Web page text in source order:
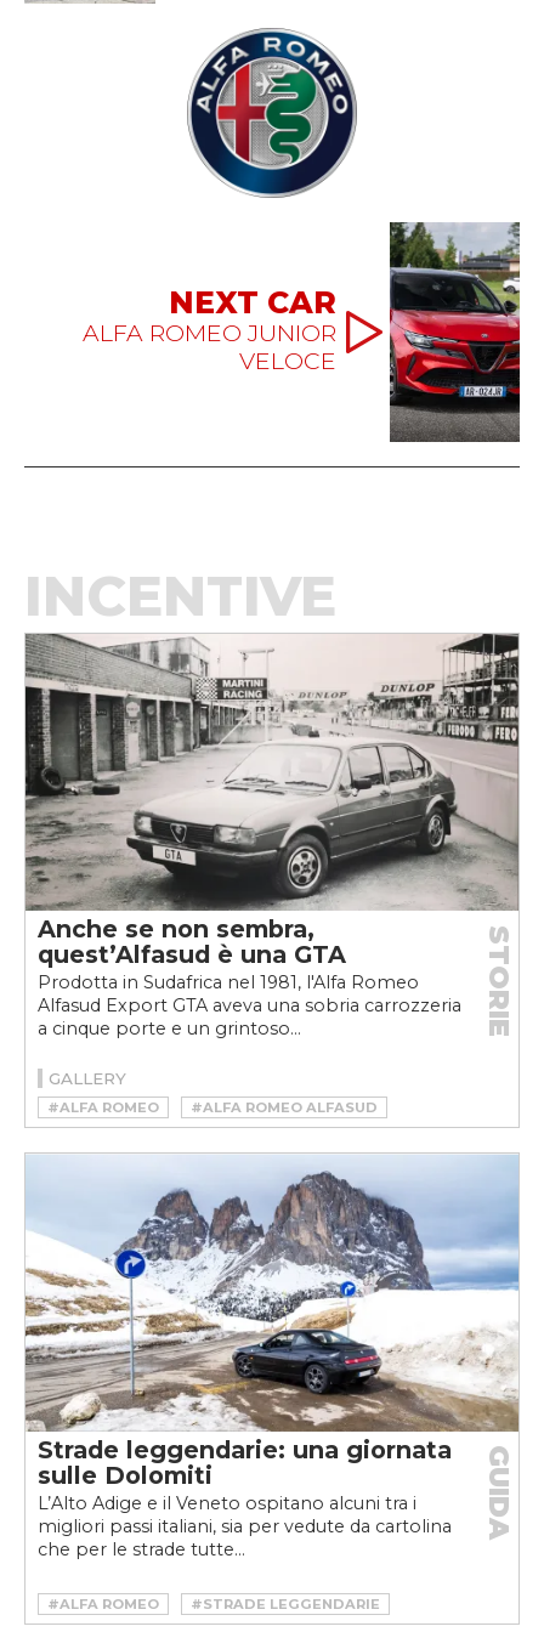
NEXT CAR
ALFA ROMEO JUNIOR
VELOCE
INCENTIVE
Anche se non sembra,
quest’Alfasud è una GTA
Prodotta in Sudafrica nel 1981, l'Alfa Romeo
Alfasud Export GTA aveva una sobria carrozzeria
a cinque porte e un grintoso...
STORIE
GALLERY
#ALFA ROMEO
#ALFA ROMEO ALFASUD
#ALFA ROMEO ALFASUD GTA
Strade leggendarie: una giornata
sulle Dolomiti
L’Alto Adige e il Veneto ospitano alcuni tra i
migliori passi italiani, sia per vedute da cartolina
che per le strade tutte...
GUIDA
#ALFA ROMEO #STRADE LEGGENDARIE